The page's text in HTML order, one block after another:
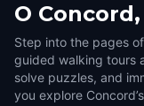
O
Step into the pages
guided walking tours
solve puzzles, and
you explore